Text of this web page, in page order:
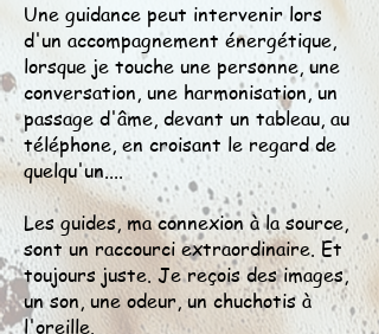
Une guidance peut intervenir lors
d'un accompagnement énergétique,
lorsque je touche une personne, une
conversation, une harmonisation, un
passage d'âme, devant un tableau, au
téléphone, en croisant le regard de
quelqu'un....
Les guides, ma connexion à la source,
sont un raccourci extraordinaire. Et
toujours juste. Je reçois des images,
un son, une odeur, un chuchotis à
l'oreille.